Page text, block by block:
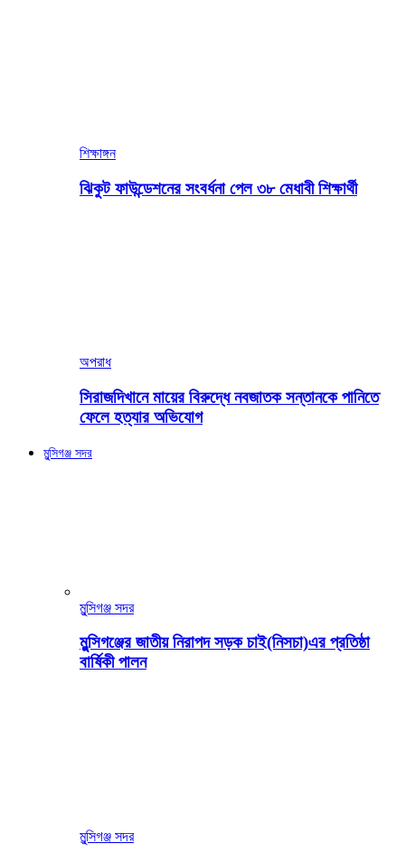
শিক্ষাঙ্গন
ঝিকুট ফাউন্ডেশনের সংবর্ধনা পেল ৩৮ মেধাবী শিক্ষার্থী
অপরাধ
সিরাজদিখানে মায়ের বিরুদ্ধে নবজাতক সন্তানকে পানিতে
ফেলে হত্যার অভিযোগ
মুন্সিগঞ্জ সদর
মুন্সিগঞ্জ সদর
মুন্সিগঞ্জের জাতীয় নিরাপদ সড়ক চাই(নিসচা)এর প্রতিষ্ঠা
বার্ষিকী পালন
মুন্সিগঞ্জ সদর